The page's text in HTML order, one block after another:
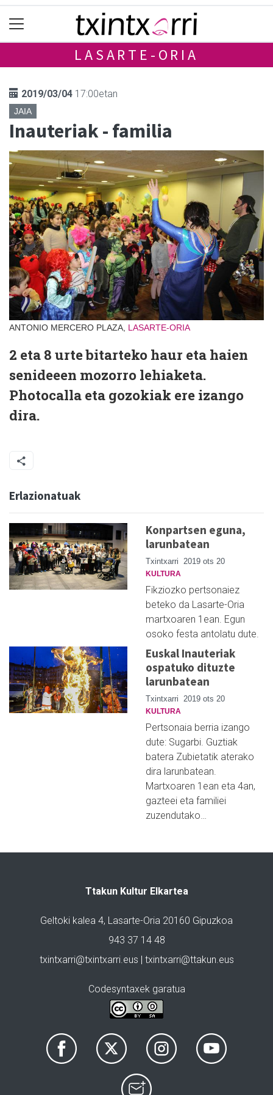
LASARTE-ORIA
2019/03/04 17:00etan
JAIA
Inauteriak - familia
ANTONIO MERCERO PLAZA, LASARTE-ORIA
2 eta 8 urte bitarteko haur eta haien
senideeen mozorro lehiaketa.
Photocalla eta gozokiak ere izango
dira.
Erlazionatuak
Konpartsen eguna,
larunbatean
Txintxarri 2019 ots 20
KULTURA
Fikziozko pertsonaiez
beteko da Lasarte-Oria
martxoaren 1ean. Egun
osoko festa antolatu dute.
Euskal Inauteriak
ospatuko dituzte
larunbatean
Txintxarri 2019 ots 20
KULTURA
Pertsonaia berria izango
dute: Sugarbi. Guztiak
batera Zubietatik aterako
dira larunbatean.
Martxoaren 1ean eta 4an,
gazteei eta familiei
zuzendutako…
Ttakun Kultur Elkartea
Geltoki kalea 4, Lasarte-Oria 20160 Gipuzkoa
943 37 14 48
txintxarri@txintxarri.eus | txintxarri@ttakun.eus
Codesyntaxek garatua